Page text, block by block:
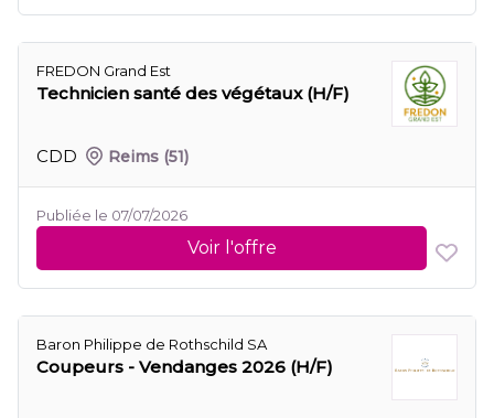
FREDON Grand Est
Technicien santé des végétaux (H/F)
CDD Reims (51)
Publiée le 07/07/2026
Voir l'offre
Baron Philippe de Rothschild SA
Coupeurs - Vendanges 2026 (H/F)